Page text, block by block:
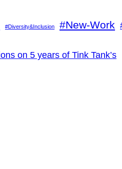
#Diversity&Inclusion #New-Work